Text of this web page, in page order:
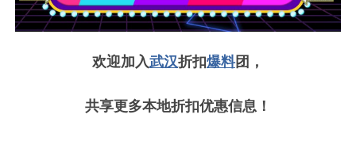
欢迎加入武汉折扣爆料团，
共享更多本地折扣优惠信息！